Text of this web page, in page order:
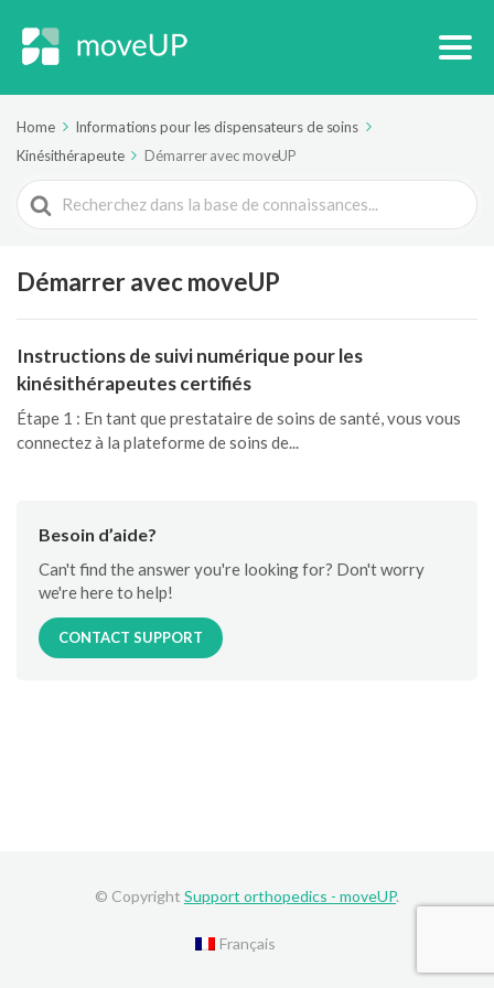
Home
Informations pour les dispensateurs de soins
Kinésithérapeute
Démarrer avec moveUP
Search
For
Démarrer avec moveUP
Instructions de suivi numérique pour les
kinésithérapeutes certifiés
Étape 1 : En tant que prestataire de soins de santé, vous vous
connectez à la plateforme de soins de...
Besoin d’aide?
Can't find the answer you're looking for? Don't worry
we're here to help!
CONTACT SUPPORT
© Copyright Support orthopedics - moveUP.
Français